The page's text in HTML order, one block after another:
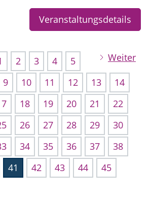
Veranstaltungsdetails
Weiter
2 3 4
5
9 10 11 12 13
14
18 19 20 21
22
26 27 28 29
30
34 35 36 37
38
41 42 43 44 45